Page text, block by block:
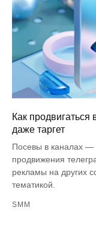
Как
даже таргет
Посевы в каналах —
продвижения
рекламы на других
тематикой.
SMM